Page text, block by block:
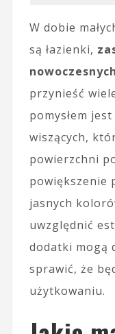
W dobie
są łazienki,
przynieść
pomysłem
wiszących,
powierzchni
powiększenie
jasnych
uwzględnić
dodatki mogą
sprawić, że
użytkowaniu.